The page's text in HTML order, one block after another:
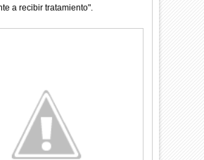
a recibir tratamiento".